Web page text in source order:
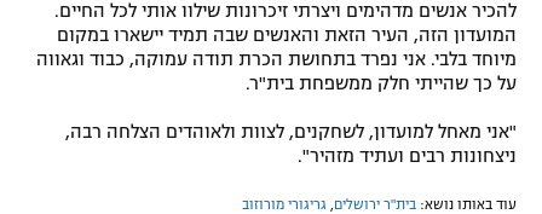
להכיר אנשים מדהימים ויצרתי זיכרונות שילוו אותי לכל החיים.
המועדון הזה, העיר הזאת והאנשים שבה תמיד יישארו במקום
מיוחד בלבי. אני נפרד בתחושת הכרת תודה עמוקה, כבוד וגאווה
על כך שהייתי חלק ממשפחת בית"ר.
"אני מאחל למועדון, לשחקנים, לצוות ולאוהדים הצלחה רבה,
ניצחונות רבים ועתיד מזהיר".
עוד באותו נושא: בית"ר ירושלים גריגורי מורוזוב